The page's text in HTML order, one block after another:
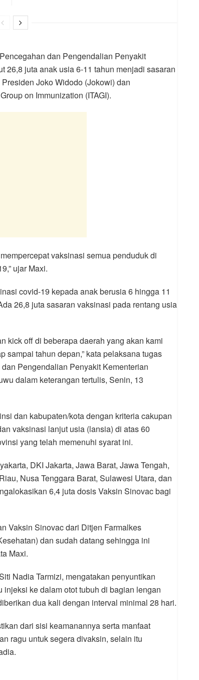
dan Pengendalian Penyakit
26,8 juta anak usia 6-11 tahun menjadi sasaran
Joko Widodo (Jokowi) dan
on Immunization (ITAGI).
vaksinasi semua penduduk di
ujar Maxi.
covid-19 kepada anak berusia 6 hingga 11
26,8 juta sasaran vaksinasi pada rentang usia
kick off di beberapa daerah yang akan kami
sampai tahun depan,” kata pelaksana tugas
Pengendalian Penyakit Kementerian
dalam keterangan tertulis, Senin, 13
dan kabupaten/kota dengan kriteria cakupan
vaksinasi lanjut usia (lansia) di atas 60
yang telah memenuhi syarat ini.
DKI Jakarta, Jawa Barat, Jawa Tengah,
Nusa Tenggara Barat, Sulawesi Utara, dan
6,4 juta dosis Vaksin Sinovac bagi
Vaksin Sinovac dari Ditjen Farmalkes
dan sudah datang sehingga ini
Maxi.
Nadia Tarmizi, mengatakan penyuntikan
ke dalam otot tubuh di bagian lengan
dua kali dengan interval minimal 28 hari.
dari sisi keamanannya serta manfaat
ragu untuk segera divaksin, selain itu